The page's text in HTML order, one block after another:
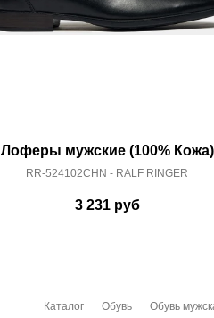
Лоферы мужские (100% Кожа)
RR-524102CHN - RALF RINGER
3 231руб
Каталог Обувь Обувь